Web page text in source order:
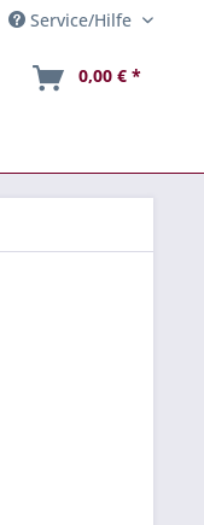
Service/Hilfe
0,00 € *